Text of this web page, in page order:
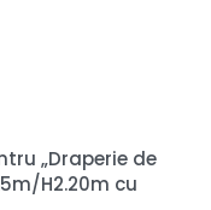
„Draperie de
H2.20m cu